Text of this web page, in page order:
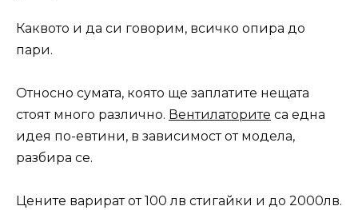
Каквото и да си говорим, всичко опира до
пари.
Относно сумата, която ще заплатите нещата
стоят много различно. Вентилаторите са една
идея по-евтини, в зависимост от модела,
разбира се.
Цените варират от 100 лв стигайки и до 2000лв.